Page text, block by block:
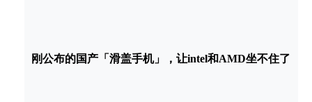
刚公布的国产「滑盖手机」，让intel和AMD坐不住了